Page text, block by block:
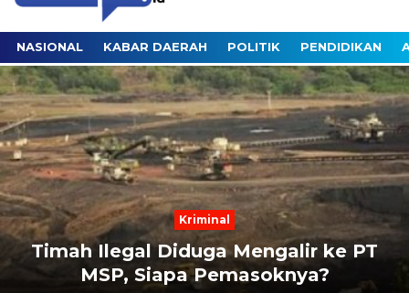
NASIONAL KABAR DAERAH POLITIK PENDIDIKAN
ke PT
Berita
KPK Perluas Kasus
Industri Rokok
Previous Next